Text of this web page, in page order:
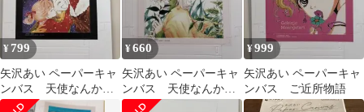
¥ 799
矢沢あい ペーパーキャ
ンバス 天使なんかじ
ゃない
¥660
矢沢あい ペーパーキャ
ンバス 天使なんかじ
ゃない
¥999
矢沢あい ペーパーキャ
ンバス ご近所物語